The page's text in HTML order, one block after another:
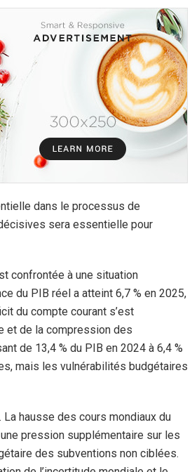
dans le processus de
sera essentielle pour
confrontée à une situation
du PIB réel a atteint 6,7 % en 2025,
du compte courant s’est
et de la compression des
de 13,4 % du PIB en 2024 à 6,4 %
mais les vulnérabilités budgétaires
hausse des cours mondiaux du
pression supplémentaire sur les
des subventions non ciblées.